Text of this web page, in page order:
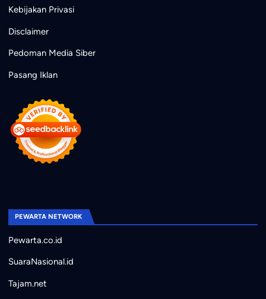
Kebijakan Privasi
Disclaimer
Pedoman Media Siber
Pasang Iklan
PEWARTA NETWORK
Pewarta.co.id
SuaraNasional.id
Tajam.net